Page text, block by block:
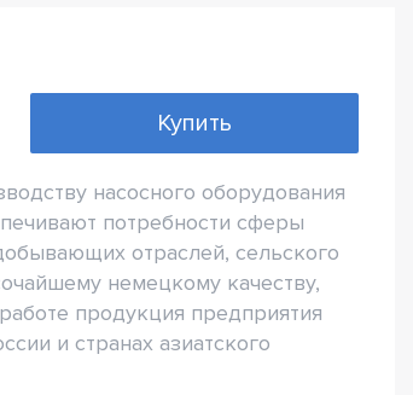
Купить
насосного оборудования
потребности сферы
отраслей, сельского
немецкому качеству,
продукция предприятия
и странах азиатского